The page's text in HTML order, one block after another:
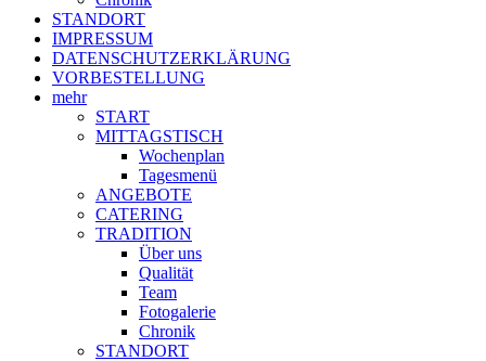
STANDORT
IMPRESSUM
DATENSCHUTZERKLÄRUNG
VORBESTELLUNG
mehr
START
MITTAGSTISCH
Wochenplan
Tagesmenü
ANGEBOTE
CATERING
TRADITION
Über uns
Qualität
Team
Fotogalerie
Chronik
STANDORT